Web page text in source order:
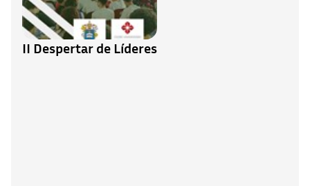
II Despertar de Líderes